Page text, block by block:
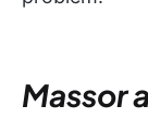
Massor